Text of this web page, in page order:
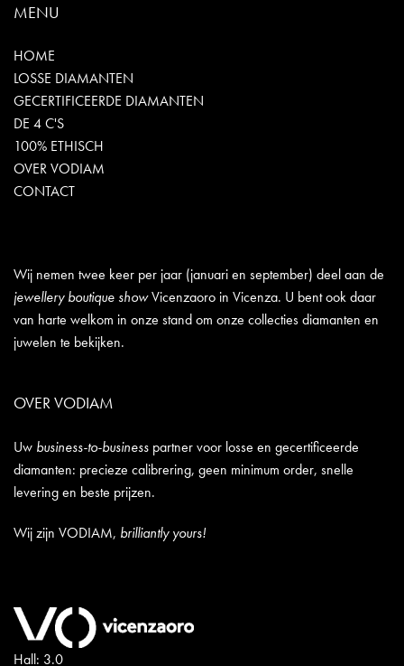
MENU
HOME
LOSSE DIAMANTEN
GECERTIFICEERDE DIAMANTEN
DE 4 C'S
100% ETHISCH
OVER VODIAM
CONTACT
Wij nemen twee keer per jaar (januari en september) deel aan de
jewellery boutique showVicenzaoro in Vicenza. U bent ook daar
van harte welkom in onze stand om onze collecties diamanten en
juwelen te bekijken.
OVER VODIAM
Uw business-to-business partner voor losse en gecertificeerde
diamanten: precieze calibrering, geen minimum order, snelle
levering en beste prijzen.
Wij zijn VODIAM, brilliantly yours!
Hall: 3.0